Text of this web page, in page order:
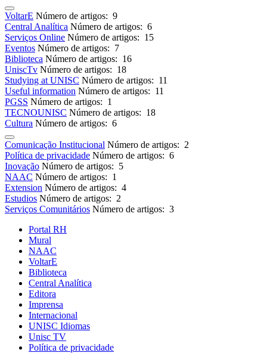
VoltarE Número de artigos: 9
Central Analítica Número de artigos: 6
Serviços Online Número de artigos: 15
Eventos Número de artigos: 7
Biblioteca Número de artigos: 16
UniscTv Número de artigos: 18
Studying at UNISC Número de artigos: 11
Useful information Número de artigos: 11
PGSS Número de artigos: 1
TECNOUNISC Número de artigos: 18
Cultura Número de artigos: 6
Comunicação Institucional Número de artigos: 2
Política de privacidade Número de artigos: 6
Inovação Número de artigos: 5
NAAC Número de artigos: 1
Extension Número de artigos: 4
Estudios Número de artigos: 2
Serviços Comunitários Número de artigos: 3
Portal RH
Mural
NAAC
VoltarE
Biblioteca
Central Analítica
Editora
Imprensa
Internacional
UNISC Idiomas
Unisc TV
Política de privacidade